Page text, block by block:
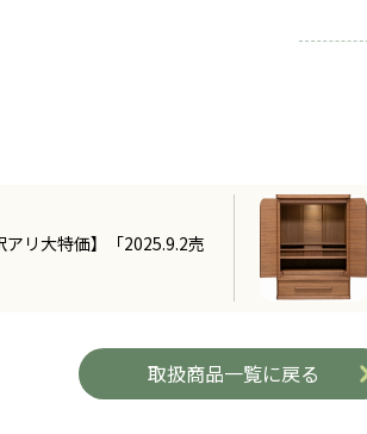
リ大特価】「2025.9.2売
取扱商品一覧に戻る